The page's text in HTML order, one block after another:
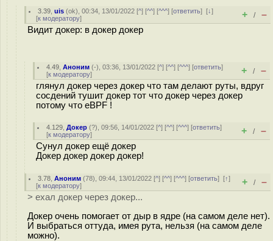
3.39 ,uis (ok), 00:34, 13/01/2022 [^] [^^] [^^^] [ответить][↓]
[к модератору] + / –
Видит докер: в докер докер
4.49 ,Аноним (-), 03:36, 13/01/2022 [^] [^^] [^^^] [ответить]
[к модератору] + / –
глянул докер через докер что там делают руты, вдруг
сосдений тушит докер тот что докер через докер
потому что eBPF !
4.129 ,Докер (?), 09:56, 14/01/2022 [^] [^^] [^^^] [ответить]
[к модератору] + / –
Сунул докер ещё докер
Докер докер докер докер!
3.78 ,Аноним (78), 09:44, 13/01/2022 [^] [^^] [^^^] [ответить][↑]
[к модератору] + / –
> ехал докер через докер...
Докер очень помогает от дыр в ядре (на самом деле нет).
И выбраться оттуда, имея рута, нельзя (на самом деле
можно).